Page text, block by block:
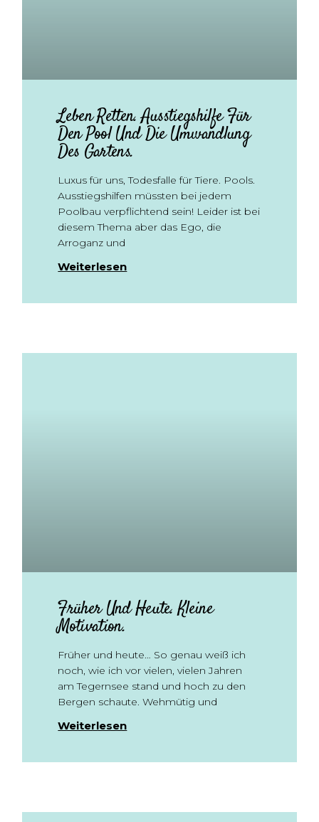
Leben Retten. Ausstiegshilfe Für
Den Pool Und Die Umwandlung
Des Gartens.
Luxus für uns, Todesfalle für Tiere. Pools.
Ausstiegshilfen müssten bei jedem
Poolbau verpflichtend sein! Leider ist bei
diesem Thema aber das Ego, die
Arroganz und
Weiterlesen
Früher Und Heute. Kleine
Motivation.
Früher und heute… So genau weiß ich
noch, wie ich vor vielen, vielen Jahren
am Tegernsee stand und hoch zu den
Bergen schaute. Wehmütig und
Weiterlesen